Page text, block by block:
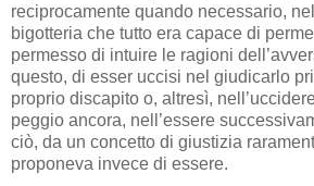
reciprocamente quando necessario,
bigotteria che tutto era capace di
permesso di intuire le ragioni
questo, di esser uccisi nel giudicarlo
proprio discapito o, altresì,
peggio ancora, nell’essere
ciò, da un concetto di giustizia
proponeva invece di essere.